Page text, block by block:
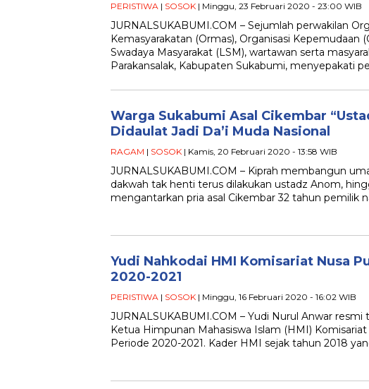
PERISTIWA | SOSOK | Minggu, 23 Februari 2020 - 23:00 WIB
JURNALSUKABUMI.COM – Sejumlah perwakilan
Kemasyarakatan (Ormas), Organisasi Kepemudaan
Swadaya Masyarakat (LSM), wartawan serta
Parakansalak, Kabupaten Sukabumi, menyepakati
Warga Sukabumi Asal Cikembar
Didaulat Jadi Da’i Muda Nasional
RAGAM | SOSOK | Kamis, 20 Februari 2020 - 13:58 WIB
JURNALSUKABUMI.COM – Kiprah membangun
dakwah tak henti terus dilakukan ustadz Anom,
mengantarkan pria asal Cikembar 32 tahun pemilik
Yudi Nahkodai HMI Komisariat Nusa
2020-2021
PERISTIWA | SOSOK | Minggu, 16 Februari 2020 - 16:02 WIB
JURNALSUKABUMI.COM – Yudi Nurul Anwar resmi
Ketua Himpunan Mahasiswa Islam (HMI)
Periode 2020-2021. Kader HMI sejak tahun 2018